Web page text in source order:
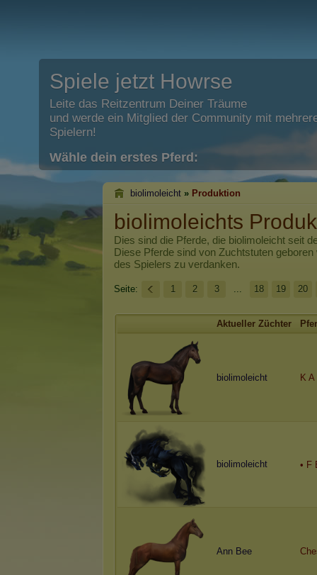
Spiele jetzt Howrse
Leite das Reitzentrum Deiner Träume
und werde ein Mitglied der Community mit
Spielern!
Wähle dein erstes Pferd:
biolimoleicht » Produktion
biolimoleichts
Dies sind die Pferde, die biolimoleicht seit
Diese Pferde sind von Zuchtstuten
des Spielers zu verdanken.
Seite: 1 2 3 ... 18 19 20
Aktueller Züchter
biolimoleicht K
biolimoleicht • F
Ann Bee